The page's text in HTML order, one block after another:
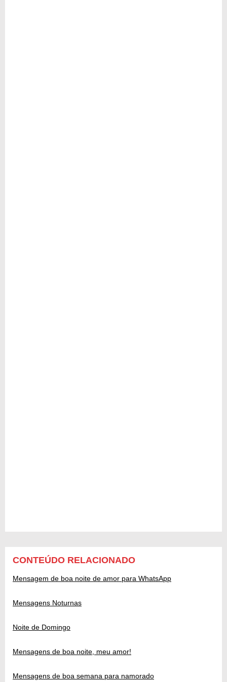
CONTEÚDO RELACIONADO
Mensagem de boa noite de amor para WhatsApp
Mensagens Noturnas
Noite de Domingo
Mensagens de boa noite, meu amor!
Mensagens de boa semana para namorado